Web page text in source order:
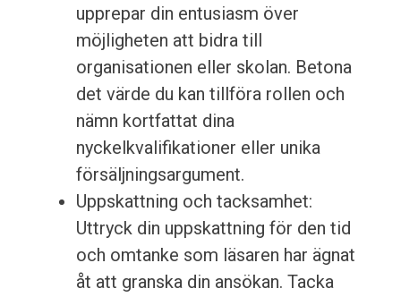
upprepar din entusiasm över
möjligheten att bidra till
organisationen eller skolan. Betona
det värde du kan tillföra rollen och
nämn kortfattat dina
nyckelkvalifikationer eller unika
försäljningsargument.
Uppskattning och tacksamhet:
Uttryck din uppskattning för den tid
och omtanke som läsaren har ägnat
åt att granska din ansökan. Tacka